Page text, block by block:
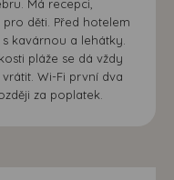
Má recepci,
děti. Před hotelem
kavárnou a lehátky.
pláže se dá vždy
Wi-Fi první dva
za poplatek.